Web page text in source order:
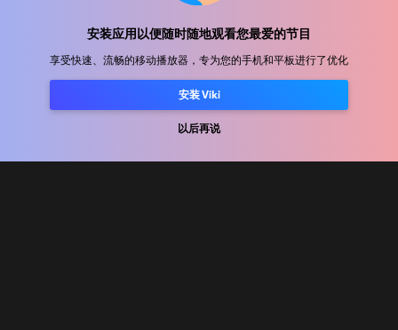
安装应用以便随时随地观看您最爱的节目
享受快速、流畅的移动播放器，专为您的手机和平板进行了优化
安装 Viki
以后再说
发行合作
新闻中心
使用条款